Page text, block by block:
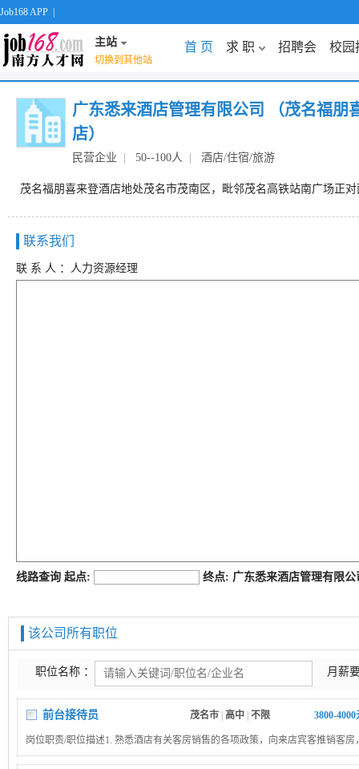
Job168 APP
主站
切换到其他站
首 页 求 职 招聘会 校园
广东悉来酒店管理有限公司 （茂名福朋
店）
民营企业 50--100人 酒店/住宿/旅游
茂名福朋喜来登酒店地处茂名市茂南区，毗邻茂名高铁站南广场正
联系我们
联 系 人 ：人力资源经理
线路查询 起点: 终点: 广东悉来酒店管理有限
该公司所有职位
职位名称 ： 月薪
前台接待员 茂名市 高中 不限 3800-4000
岗位职责/职位描述1. 熟悉酒店有关客房销售的各项政策，向来店宾客推销客房
更大的经济效益2. 熟练前台各项专业业务和技能，向客人提供优质服务3. 负责